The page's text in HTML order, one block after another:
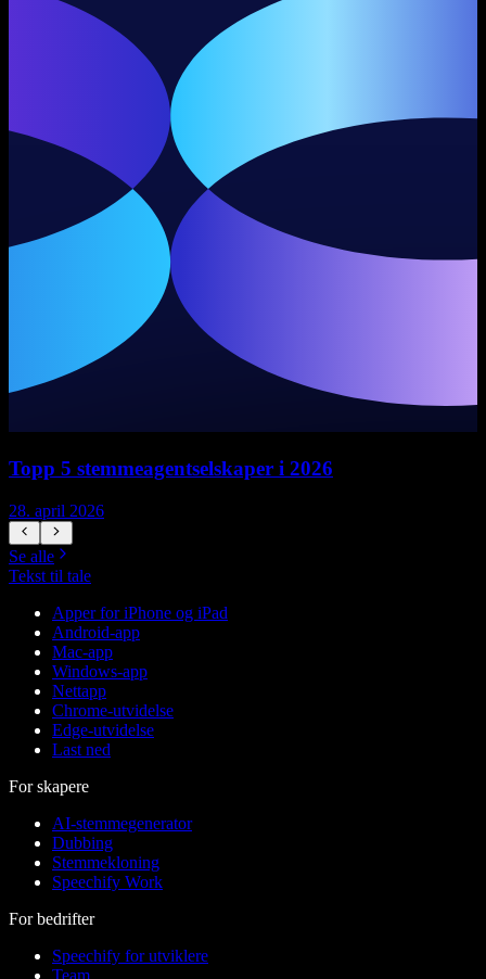
Topp 5 stemmeagentselskaper i 2026
28. april 2026
Se alle
Tekst til tale
Apper for iPhone og iPad
Android-app
Mac-app
Windows-app
Nettapp
Chrome-utvidelse
Edge-utvidelse
Last ned
For skapere
AI-stemmegenerator
Dubbing
Stemmekloning
Speechify Work
For bedrifter
Speechify for utviklere
Team